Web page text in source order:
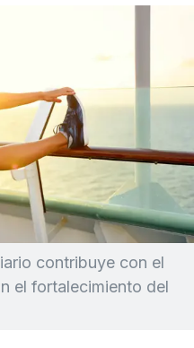
contribuye con el
el fortalecimiento del